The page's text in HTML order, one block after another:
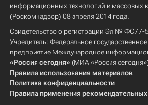
информационных технологий и массовых
(Роскомнадзор) 08 апреля 2014 года.
Свидетельство о регистрации Эл № ФС77-
Учредитель: Федеральное
предприятие Международное
«Россия сегодня» (МИА «Россия
Правила использования материалов
Политика конфиденциальности
Правила применения рекомендательных